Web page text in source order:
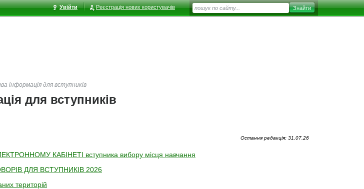
Увійти Реєстрація нових користувачів
інформація для вступників
для вступників
Остання редакція: 31.07.26
КАБІНЕТІ вступника вибору місця навчання
ДЛЯ ВСТУПНИКІВ 2026
територій